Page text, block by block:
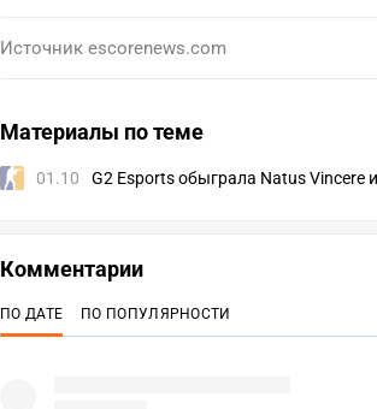
Источник escorenews.com
Материалы по теме
01.10 G2 Esports обыграла Natus Vincere
Комментарии
ПО ДАТЕ ПО ПОПУЛЯРНОСТИ